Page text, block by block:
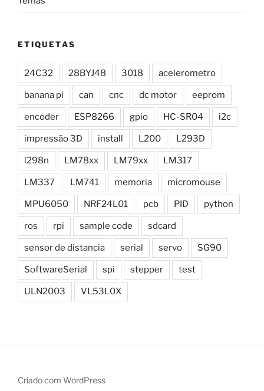
ETIQUETAS
24C32 28BYJ48 3018 acelerometro
banana pi can cnc dc motor eeprom
encoder ESP8266 gpio HC-SR04 i2c
impressão 3D install L200 L293D
l298n LM78xx LM79xx LM317
LM337 LM741 memoria micromouse
MPU6050 NRF24L01 pcb PID python
ros rpi sample code sdcard
sensor de distancia serial servo SG90
SoftwareSerial spi stepper test
ULN2003 VL53L0X
Criado com WordPress